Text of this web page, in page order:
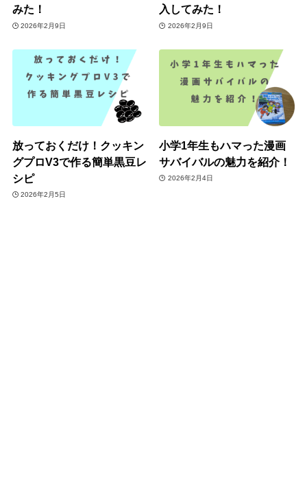
みた！
2026年2月9日
入してみた！
2026年2月9日
放っておくだけ！クッキン
グプロV3で作る簡単黒豆レ
シピ
2026年2月5日
小学1年生もハマった漫画
サバイバルの魅力を紹介！
2026年2月4日